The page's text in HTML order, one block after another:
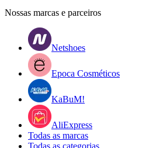
Nossas marcas e parceiros
Netshoes
Epoca Cosméticos
KaBuM!
AliExpress
Todas as marcas
Todas as categorias